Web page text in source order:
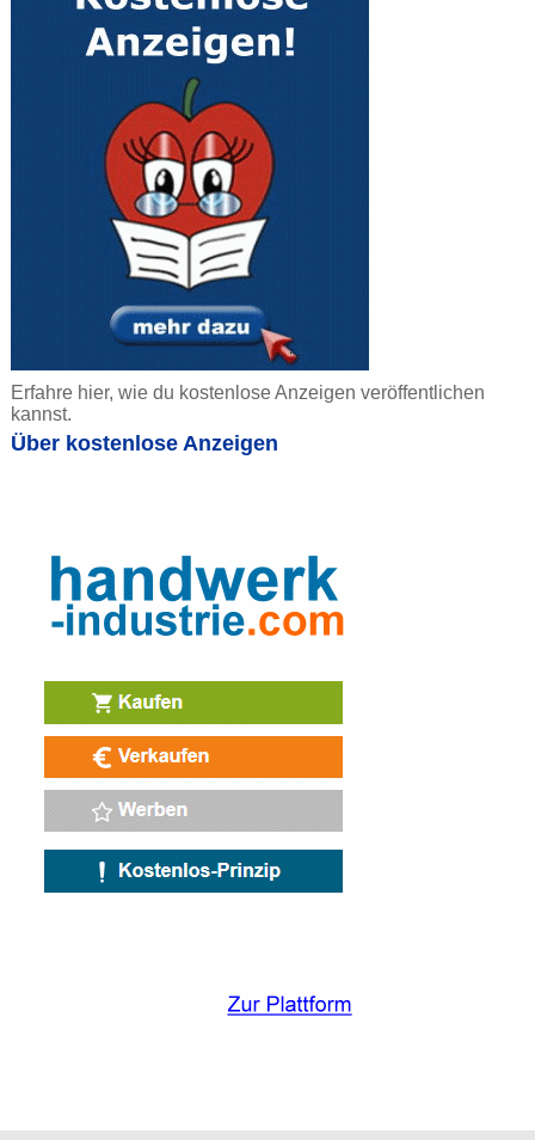
Erfahre hier, wie du kostenlose Anzeigen veröffentlichen
kannst.
Über kostenlose Anzeigen